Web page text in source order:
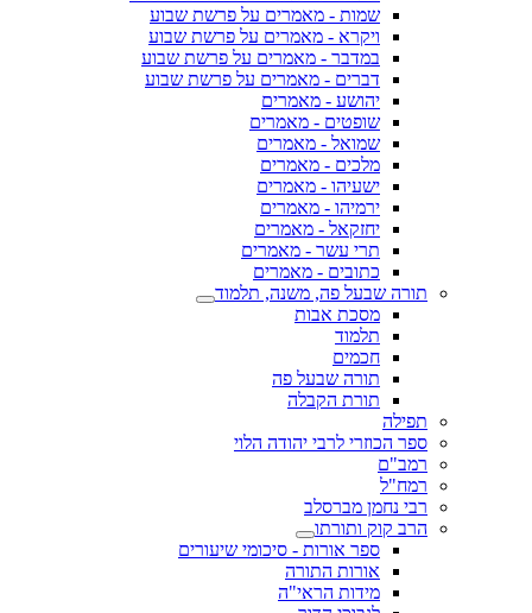
שמות - מאמרים על פרשת שבוע
ויקרא - מאמרים על פרשת שבוע
במדבר - מאמרים על פרשת שבוע
דברים - מאמרים על פרשת שבוע
יהושע - מאמרים
שופטים - מאמרים
שמואל - מאמרים
מלכים - מאמרים
ישעיהו - מאמרים
ירמיהו - מאמרים
יחזקאל - מאמרים
תרי עשר - מאמרים
כתובים - מאמרים
תורה שבעל פה, משנה, תלמוד
מסכת אבות
תלמוד
חכמים
תורה שבעל פה
תורת הקבלה
תפילה
ספר הכוזרי לרבי יהודה הלוי
רמב"ם
רמח"ל
רבי נחמן מברסלב
הרב קוק ותורתו
ספר אורות - סיכומי שיעורים
אורות התורה
מידות הראי"ה